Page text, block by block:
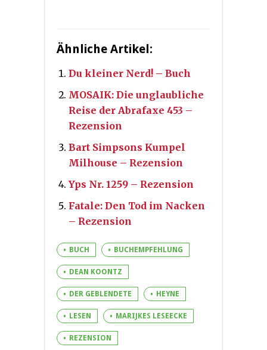
Ähnliche Artikel:
Du kleiner Nerd! – Buch
MOSAIK: Die unglaubliche
Reise der Abrafaxe 453 –
Rezension
Bart Simpsons Kumpel
Milhouse – Rezension
Yps Nr. 1259 – Rezension
Fatale: Den Tod im Nacken
– Rezension
BUCH BUCHEMPFEHLUNG
DEAN KOONTZ
DER GEBLENDETE HEYNE
LESEN MARIJKES LESEECKE
REZENSION